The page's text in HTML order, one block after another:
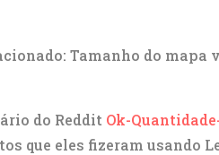
Tamanho do mapa
do Reddit Ok-
que eles fizeram usando